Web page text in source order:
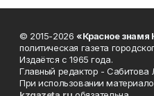
© 2015-2026 «Красное
политическая газета
Издаётся с 1965 года.
Главный редактор -
При использовании